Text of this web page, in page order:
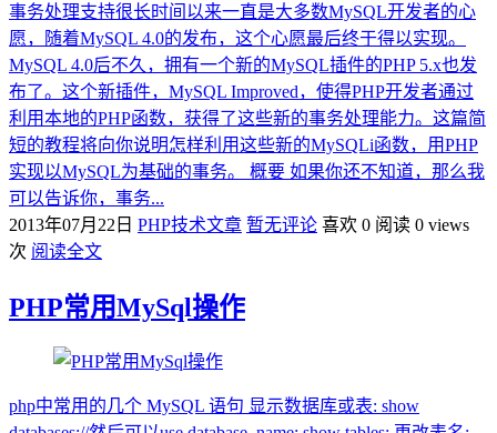
事务处理支持很长时间以来一直是大多数MySQL开发者的心
愿，随着MySQL 4.0的发布，这个心愿最后终于得以实现。
MySQL 4.0后不久，拥有一个新的MySQL插件的PHP 5.x也发
布了。这个新插件，MySQL Improved，使得PHP开发者通过
利用本地的PHP函数，获得了这些新的事务处理能力。这篇简
短的教程将向你说明怎样利用这些新的MySQLi函数，用PHP
实现以MySQL为基础的事务。 概要 如果你还不知道，那么我
可以告诉你，事务...
2013年07月22日 PHP技术文章 暂无评论 喜欢 0 阅读 0 views
次 阅读全文
PHP常用MySql操作
php中常用的几个 MySQL 语句 显示数据库或表: show